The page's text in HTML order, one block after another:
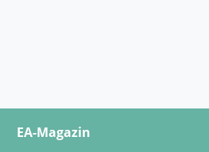
EA-Magazin